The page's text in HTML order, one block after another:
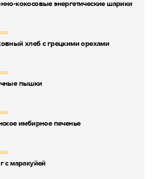
кокосовые энергетические шарики
хлеб с грецкими орехами
пышки
имбирное печенье
с маракуйей